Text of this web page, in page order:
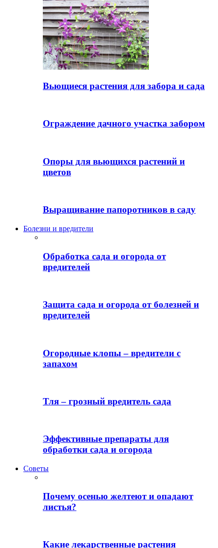
Вьющиеся растения для забора и сада
Ограждение дачного участка забором
Опоры для вьющихся растений и
цветов
Выращивание папоротников в саду
Болезни и вредители
Обработка сада и огорода от
вредителей
Защита сада и огорода от болезней и
вредителей
Огородные клопы – вредители с
запахом
Тля – грозный вредитель сада
Эффективные препараты для
обработки сада и огорода
Советы
Почему осенью желтеют и опадают
листья?
Какие лекарственные растения